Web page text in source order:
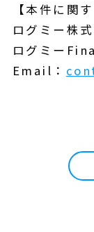
【本件に関
ログミー株
ログミー
Email：